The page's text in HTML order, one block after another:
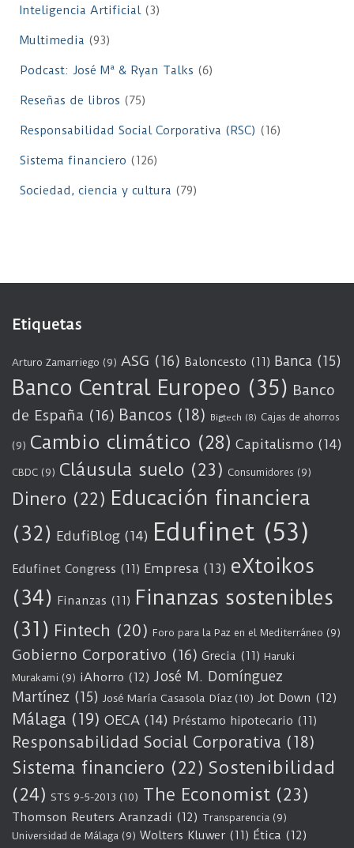
Inteligencia Artificial(3)
Multimedia (93)
Podcast: José Mª & Ryan Talks (6)
Reseñas de libros (75)
Responsabilidad Social Corporativa (RSC) (16)
Sistema financiero (126)
Sociedad, ciencia y cultura (79)
Etiquetas
Arturo Zamarriego (9) ASG (16) Baloncesto (11) Banca (15)
Banco Central Europeo (35) Banco
de España (16) Bancos (18) Bigtech (8) Cajas de ahorros
(9) Cambio climático (28) Capitalismo (14)
CBDC (9) Cláusula suelo (23) Consumidores (9)
Dinero (22) Educación financiera
(32) EdufiBlog (14) Edufinet (53)
Edufinet Congress (11) Empresa (13) eXtoikos
(34) Finanzas (11) Finanzas sostenibles
(31) Fintech (20) Foro para la Paz en el Mediterráneo (9)
Gobierno Corporativo (16) Grecia (11) Haruki
Murakami (9) iAhorro (12) José M. Domínguez
Martínez (15) José María Casasola Díaz(10) Jot Down (12)
Málaga (19) OECA (14) Préstamo hipotecario (11)
Responsabilidad Social Corporativa (18)
Sistema financiero (22) Sostenibilidad
(24) STS 9-5-2013 (10) The Economist (23)
Thomson Reuters Aranzadi (12) Transparencia (9)
Universidad de Málaga (9) Wolters Kluwer (11) Ética (12)